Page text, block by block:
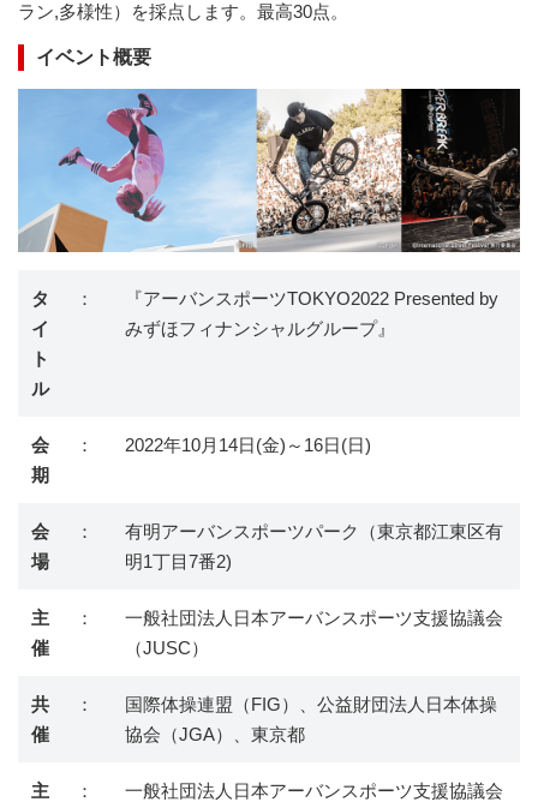
ラン,多様性）を採点します。最高30点。
イベント概要
タ
イ
ト
ル
：
『アーバンスポーツTOKYO2022 Presented by
みずほフィナンシャルグループ』
会
期
： 2022年10月14日(金)～16日(日)
会
場
：
有明アーバンスポーツパーク（東京都江東区有
明1丁目7番2)
主
催
：
一般社団法人日本アーバンスポーツ支援協議会
（JUSC）
共
催
：
国際体操連盟（FIG）、公益財団法人日本体操
協会（JGA）、東京都
主
：
一般社団法人日本アーバンスポーツ支援協議会